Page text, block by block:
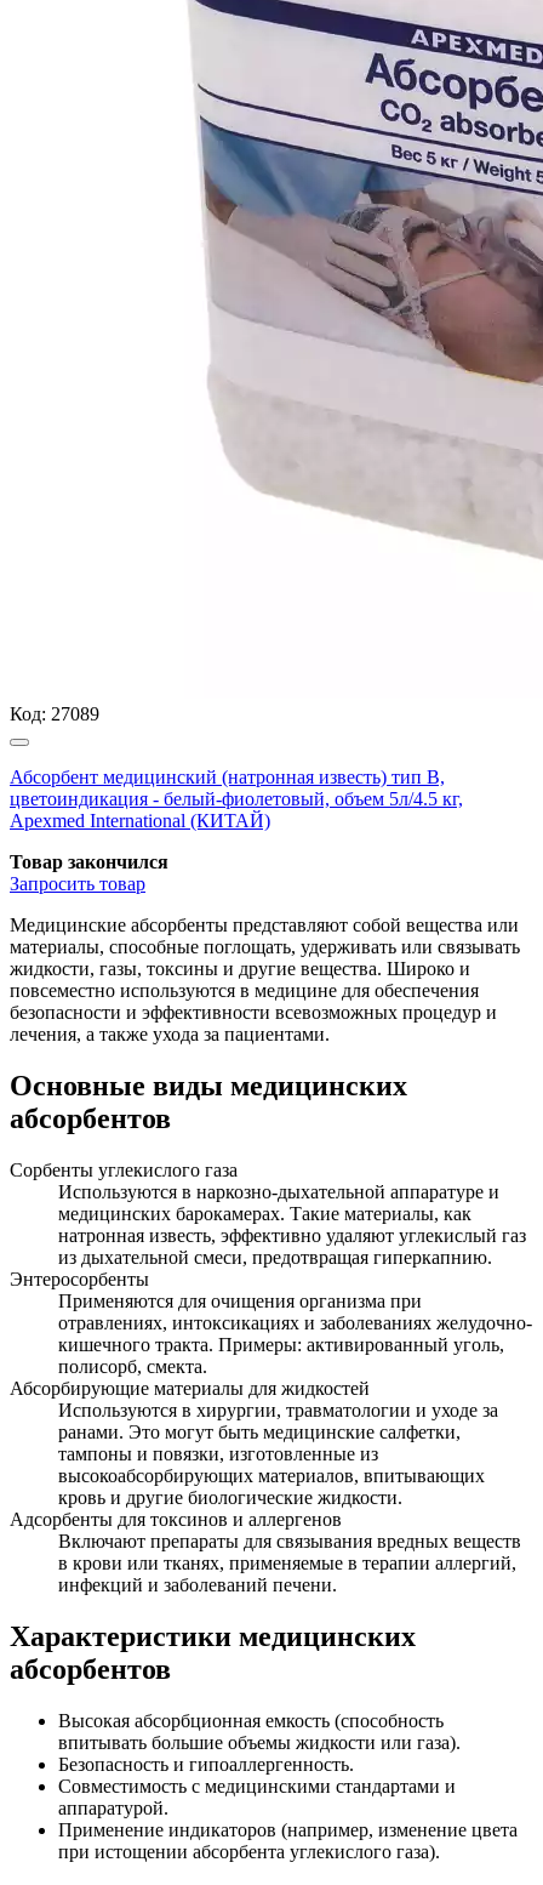
Код: 27089
Абсорбент медицинский (натронная известь) тип В,
цветоиндикация - белый-фиолетовый, объем 5л/4.5 кг,
Apexmed International (КИТАЙ)
Товар закончился
Запросить товар
Медицинские абсорбенты представляют собой вещества или
материалы, способные поглощать, удерживать или связывать
жидкости, газы, токсины и другие вещества. Широко и
повсеместно используются в медицине для обеспечения
безопасности и эффективности всевозможных процедур и
лечения, а также ухода за пациентами.
Основные виды медицинских
абсорбентов
Сорбенты углекислого газа
Используются в наркозно-дыхательной аппаратуре и
медицинских барокамерах. Такие материалы, как
натронная известь, эффективно удаляют углекислый газ
из дыхательной смеси, предотвращая гиперкапнию.
Энтеросорбенты
Применяются для очищения организма при
отравлениях, интоксикациях и заболеваниях желудочно-
кишечного тракта. Примеры: активированный уголь,
полисорб, смекта.
Абсорбирующие материалы для жидкостей
Используются в хирургии, травматологии и уходе за
ранами. Это могут быть медицинские салфетки,
тампоны и повязки, изготовленные из
высокоабсорбирующих материалов, впитывающих
кровь и другие биологические жидкости.
Адсорбенты для токсинов и аллергенов
Включают препараты для связывания вредных веществ
в крови или тканях, применяемые в терапии аллергий,
инфекций и заболеваний печени.
Характеристики медицинских
абсорбентов
Высокая абсорбционная емкость (способность
впитывать большие объемы жидкости или газа).
Безопасность и гипоаллергенность.
Совместимость с медицинскими стандартами и
аппаратурой.
Применение индикаторов (например, изменение цвета
при истощении абсорбента углекислого газа).